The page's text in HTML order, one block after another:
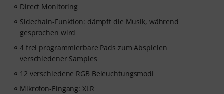
Direct Monitoring
Sidechain-Funktion: dämpft die Musik, während
gesprochen wird
4 frei programmierbare Pads zum Abspielen
verschiedener Samples
12 verschiedene RGB Beleuchtungsmodi
Mikrofon-Eingang: XLR